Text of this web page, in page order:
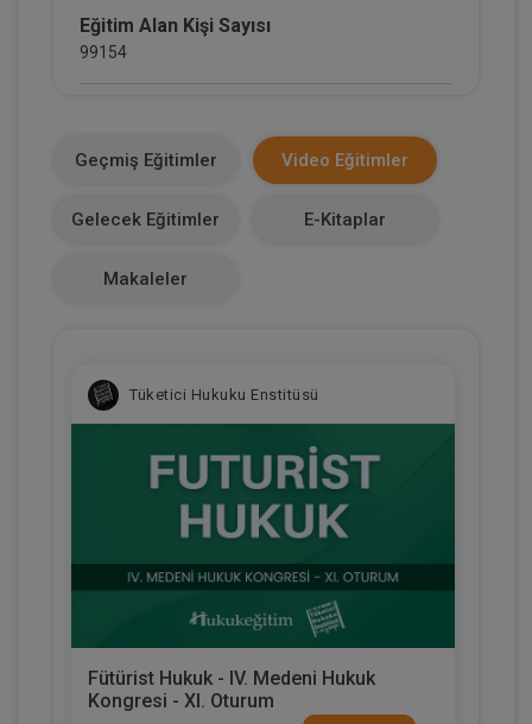
Eğitim Alan Kişi Sayısı
99154
1
Geçmiş Eğitimler Video Eğitimler
Gelecek Eğitimler E-Kitaplar
Makaleler
Tüketici Hukuku Enstitüsü
Fütürist Hukuk - IV. Medeni Hukuk
Kongresi - XI. Oturum